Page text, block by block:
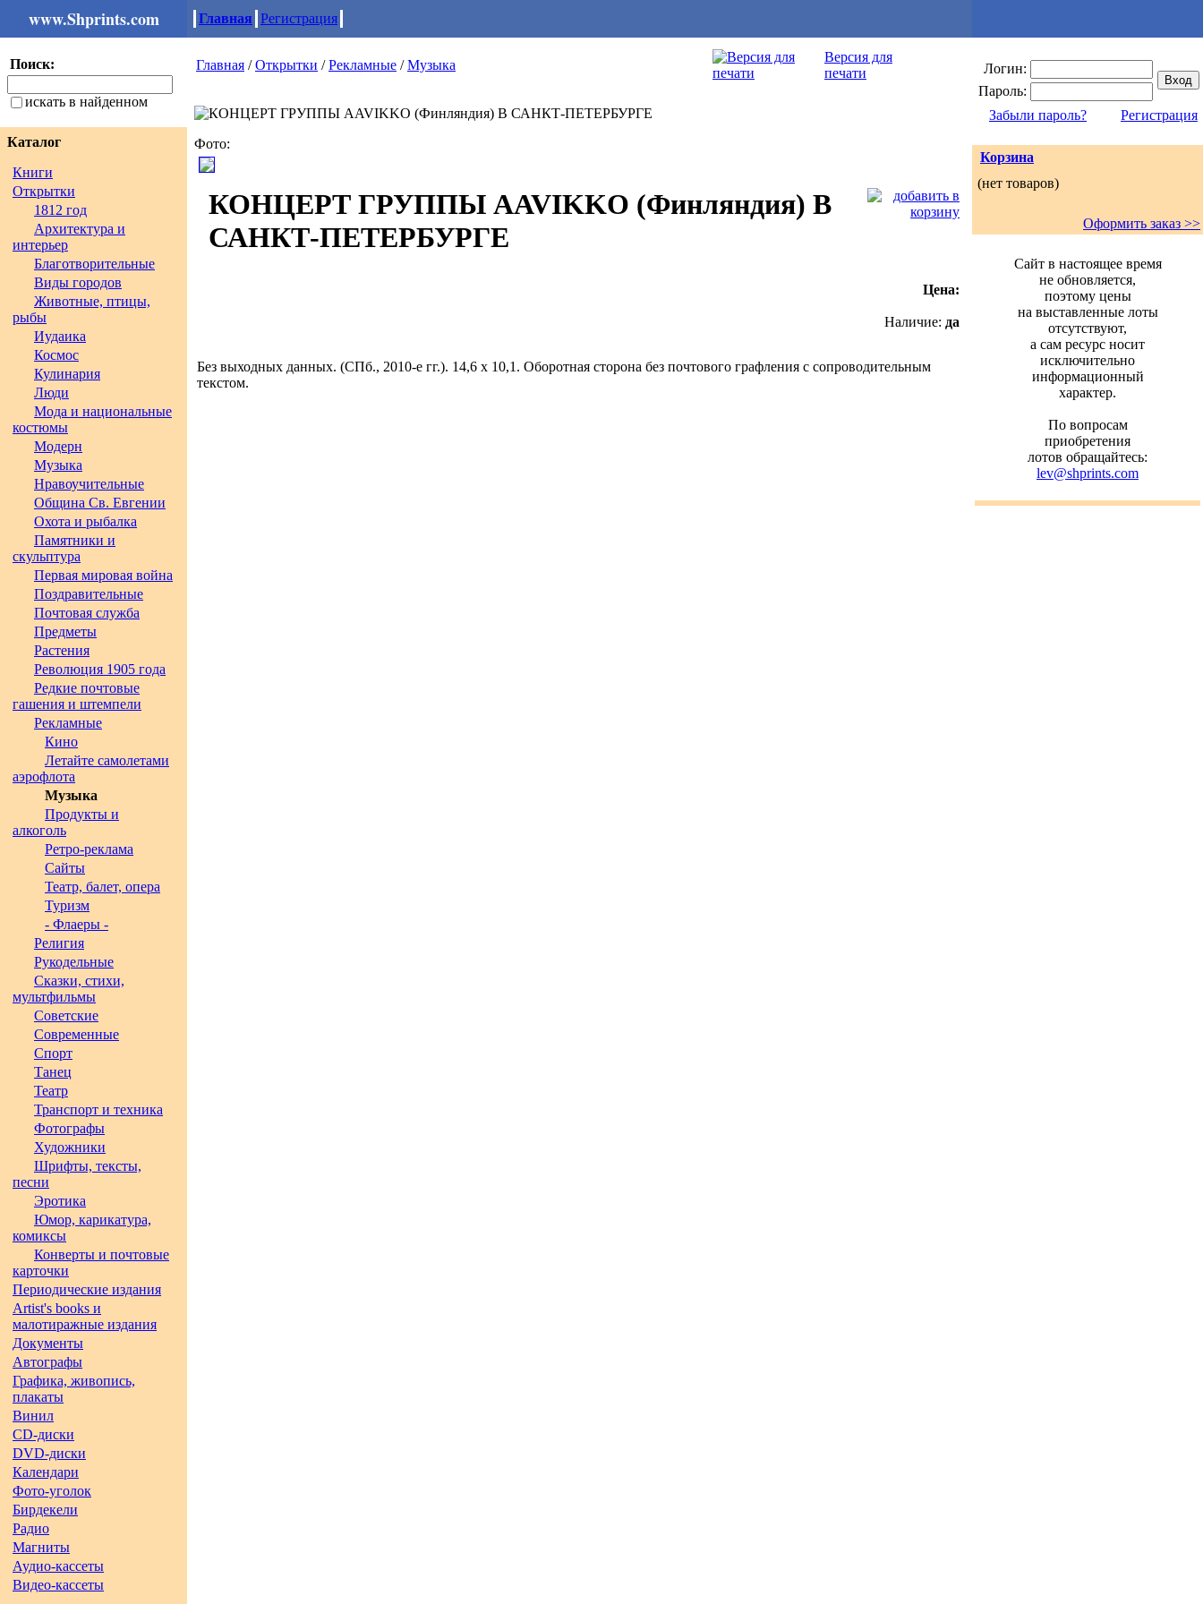
www.Shprints.com Главная Регистрация
Поиск:
искать в найденном
Каталог
Книги
Открытки
1812 год
Архитектура и
интерьер
Благотворительные
Виды городов
Животные, птицы,
рыбы
Иудаика
Космос
Кулинария
Люди
Мода и национальные
костюмы
Модерн
Музыка
Нравоучительные
Община Св. Евгении
Охота и рыбалка
Памятники и
скульптура
Первая мировая война
Поздравительные
Почтовая служба
Предметы
Растения
Революция 1905 года
Редкие почтовые
гашения и штемпели
Рекламные
Кино
Летайте самолетами
аэрофлота
Музыка
Продукты и
алкоголь
Ретро-реклама
Сайты
Театр, балет, опера
Туризм
- Флаеры -
Религия
Рукодельные
Сказки, стихи,
мультфильмы
Советские
Современные
Спорт
Танец
Театр
Транспорт и техника
Фотографы
Художники
Шрифты, тексты,
песни
Эротика
Юмор, карикатура,
комиксы
Конверты и почтовые
карточки
Периодические издания
Artist's books и
малотиражные издания
Документы
Автографы
Графика, живопись,
плакаты
Винил
CD-диски
DVD-диски
Календари
Фото-уголок
Бирдекели
Радио
Магниты
Аудио-кассеты
Видео-кассеты
Главная /Открытки /Рекламные /Музыка
Версия для
печати
Фото:
КОНЦЕРТ ГРУППЫ AAVIKKO (Финляндия) В
САНКТ-ПЕТЕРБУРГЕ
Цена:
Наличие: да
Без выходных данных. (СПб., 2010-е гг.). 14,6 х 10,1. Оборотная сторона без почтового графления с сопроводительным
текстом.
Логин:
Пароль:
Забыли пароль?
Регистрация
Корзина
(нет товаров)
Оформить заказ >>
Сайт в настоящее время
не обновляется,
поэтому цены
на выставленные лоты
отсутствуют,
а сам ресурс носит
исключительно
информационный
характер.
По вопросам
приобретения
лотов обращайтесь:
lev@shprints.com